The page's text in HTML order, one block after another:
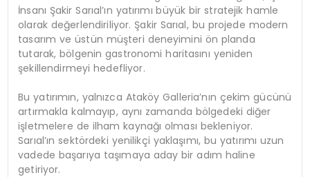
İnsanı Şakir Sarıal’ın yatırımı büyük bir stratejik hamle
olarak değerlendiriliyor. Şakir Sarıal, bu projede modern
tasarım ve üstün müşteri deneyimini ön planda
tutarak, bölgenin gastronomi haritasını yeniden
şekillendirmeyi hedefliyor.
Bu yatırımın, yalnızca Ataköy Galleria’nın çekim gücünü
artırmakla kalmayıp, aynı zamanda bölgedeki diğer
işletmelere de ilham kaynağı olması bekleniyor.
Sarıal’ın sektördeki yenilikçi yaklaşımı, bu yatırımı uzun
vadede başarıya taşımaya aday bir adım haline
getiriyor.